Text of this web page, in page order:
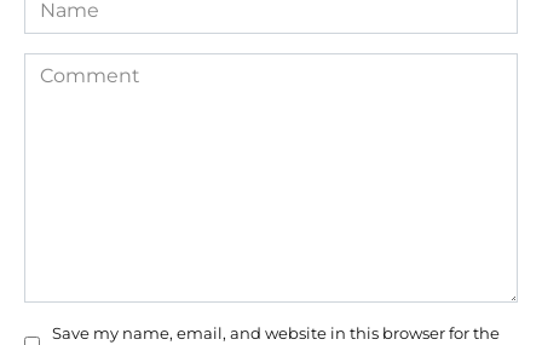
Comment
Save my name, email, and website in this browser for the